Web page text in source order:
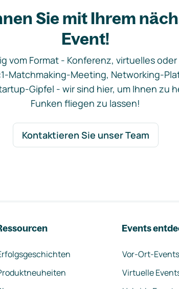
Sie mit Ihrem
Event!
vom Format - Konferenz, virtuelles
Matchmaking-Meeting, Networking-
Gipfel - wir sind hier, um Ihnen zu
Funken fliegen zu lassen!
Kontaktieren Sie unser Team
Events
Vor-Ort-Events
Virtuelle